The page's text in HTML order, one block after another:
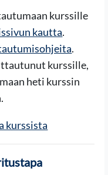
kurssille
kautta.
.
kurssille,
heti kurssin
kurssista